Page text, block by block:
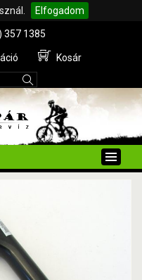
Elfogadom
357 1385
Kosár
Toggle